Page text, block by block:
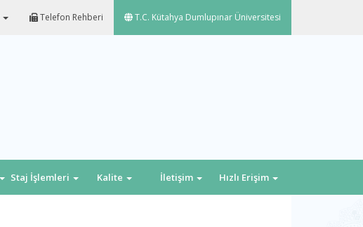
Telefon Rehberi T.C. Kütahya Dumlupınar Üniversitesi
Staj İşlemleri Kalite İletişim Hızlı Erişim